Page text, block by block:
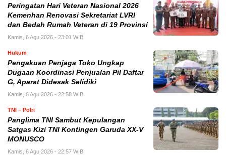
Peringatan Hari Veteran Nasional 2026
Kemenhan Renovasi Sekretariat LVRI
dan Bedah Rumah Veteran di 19 Provinsi
Kamis, 6 Agu 2026 - 23:01 WIB
Hukum
Pengakuan Penjaga Toko Ungkap
Dugaan Koordinasi Penjualan Pil Daftar
G, Aparat Didesak Selidiki
Kamis, 6 Agu 2026 - 22:58 WIB
TNI – Polri
Panglima TNI Sambut Kepulangan
Satgas Kizi TNI Kontingen Garuda XX-V
MONUSCO
Kamis, 6 Agu 2026 - 22:57 WIB